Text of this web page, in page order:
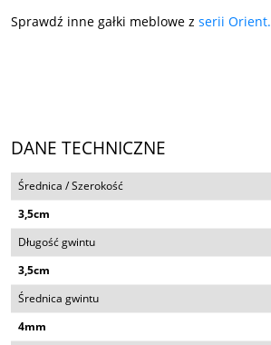
Sprawdź inne gałki meblowe z serii Orient.
DANE TECHNICZNE
Średnica / Szerokość
3,5cm
Długość gwintu
3,5cm
Średnica gwintu
4mm